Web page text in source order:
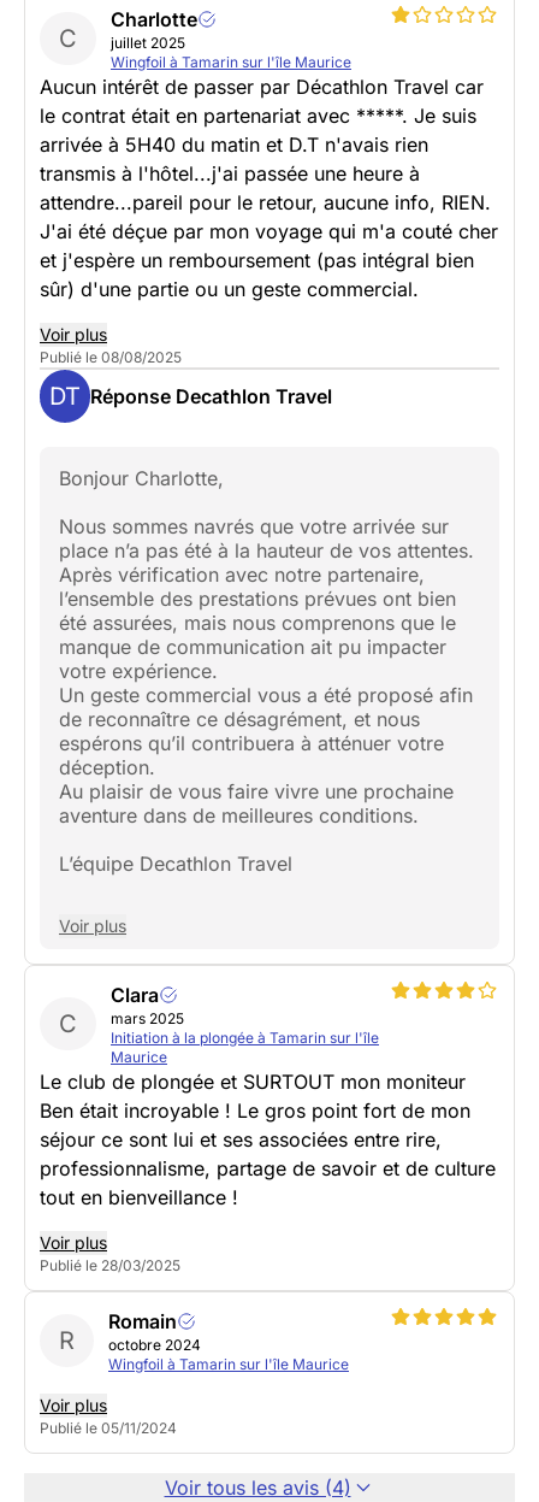
C
Charlotte
juillet 2025
Wingfoil à Tamarin sur l'île Maurice
Aucun intérêt de passer par Décathlon Travel car
le contrat était en partenariat avec *****. Je suis
arrivée à 5H40 du matin et D.T n'avais rien
transmis à l'hôtel...j'ai passée une heure à
attendre...pareil pour le retour, aucune info, RIEN.
J'ai été déçue par mon voyage qui m'a couté cher
et j'espère un remboursement (pas intégral bien
sûr) d'une partie ou un geste commercial.
Voir plus
Publié le 08/08/2025
DT Réponse Decathlon Travel
Bonjour Charlotte,
Nous sommes navrés que votre arrivée sur
place n’a pas été à la hauteur de vos attentes.
Après vérification avec notre partenaire,
l’ensemble des prestations prévues ont bien
été assurées, mais nous comprenons que le
manque de communication ait pu impacter
votre expérience.
Un geste commercial vous a été proposé afin
de reconnaître ce désagrément, et nous
espérons qu’il contribuera à atténuer votre
déception.
Au plaisir de vous faire vivre une prochaine
aventure dans de meilleures conditions.
L’équipe Decathlon Travel
Voir plus
C
Clara
mars 2025
Initiation à la plongée à Tamarin sur l'île
Maurice
Le club de plongée et SURTOUT mon moniteur
Ben était incroyable ! Le gros point fort de mon
séjour ce sont lui et ses associées entre rire,
professionnalisme, partage de savoir et de culture
tout en bienveillance !
Voir plus
Publié le 28/03/2025
R
Romain
octobre 2024
Wingfoil à Tamarin sur l'île Maurice
Voir plus
Publié le 05/11/2024
Voir tous les avis (4)